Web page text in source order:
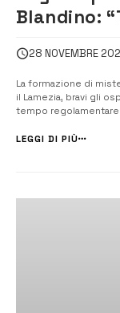
Blandino:
28 NOVEMBRE
La formazione di
il Lamezia, bravi gli
tempo
tantissime volte, ma
LEGGI DI PIÙ